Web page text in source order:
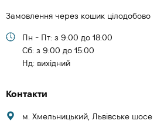
Замовлення через кошик цілодобово
Пн - Пт: з 9:00 до 18:00
Cб: з 9:00 до 15:00
Нд: вихідний
Контакти
м. Хмельницький, Львівське шосе